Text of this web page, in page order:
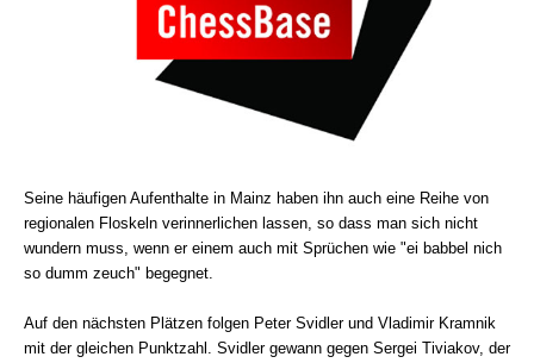
Seine häufigen Aufenthalte in Mainz haben ihn auch eine Reihe von
regionalen Floskeln verinnerlichen lassen, so dass man sich nicht
wundern muss, wenn er einem auch mit Sprüchen wie "ei babbel nich
so dumm zeuch" begegnet.
Auf den nächsten Plätzen folgen Peter Svidler und Vladimir Kramnik
mit der gleichen Punktzahl. Svidler gewann gegen Sergei Tiviakov, der